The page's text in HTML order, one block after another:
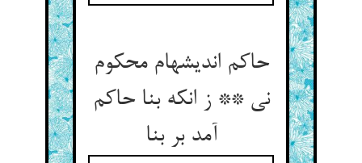
حاکم اندیشه‏ام محکوم
نی ** ز انکه بنا حاکم
آمد بر بنا